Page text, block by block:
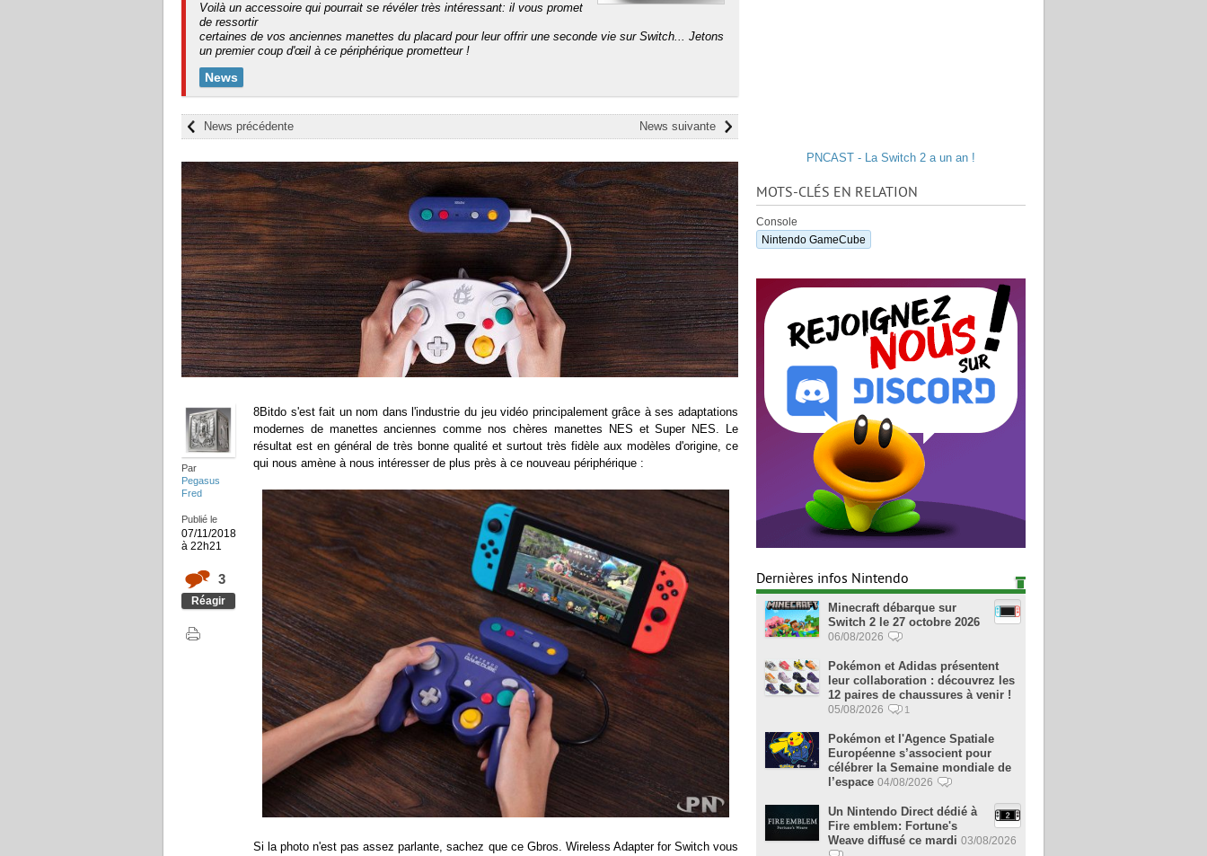
Voilà un accessoire qui pourrait se révéler très intéressant: il vous promet
de ressortir
certaines de vos anciennes manettes du placard pour leur offrir une seconde vie sur Switch... Jetons
un premier coup d'œil à ce périphérique prometteur !
News
News suivante
News précédente
Par
Pegasus
Fred
Publié le
07/11/2018
à 22h21
3
Réagir
8Bitdo s'est fait un nom dans l'industrie du jeu vidéo principalement grâce à ses adaptations
modernes de manettes anciennes comme nos chères manettes NES et Super NES. Le
résultat est en général de très bonne qualité et surtout très fidèle aux modèles d'origine, ce
qui nous amène à nous intéresser de plus près à ce nouveau périphérique :
Si la photo n'est pas assez parlante, sachez que ce Gbros. Wireless Adapter for Switch vous
PNCAST - La Switch 2 a un an !
MOTS-CLÉS EN RELATION
Console
Nintendo GameCube
Dernières infos Nintendo
Minecraft débarque sur
Switch 2 le 27 octobre 2026
06/08/2026
Pokémon et Adidas présentent
leur collaboration : découvrez les
12 paires de chaussures à venir !
05/08/2026 1
Pokémon et l'Agence Spatiale
Européenne s’associent pour
célébrer la Semaine mondiale de
l’espace 04/08/2026
Un Nintendo Direct dédié à
Fire emblem: Fortune's
Weave diffusé ce mardi 03/08/2026